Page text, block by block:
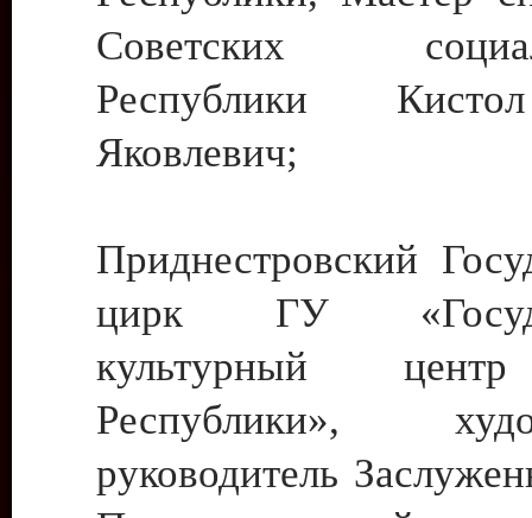
Советских
Республики
Яковлевич;
Приднестровский
цирк ГУ
культурный
Республики»,
руководитель